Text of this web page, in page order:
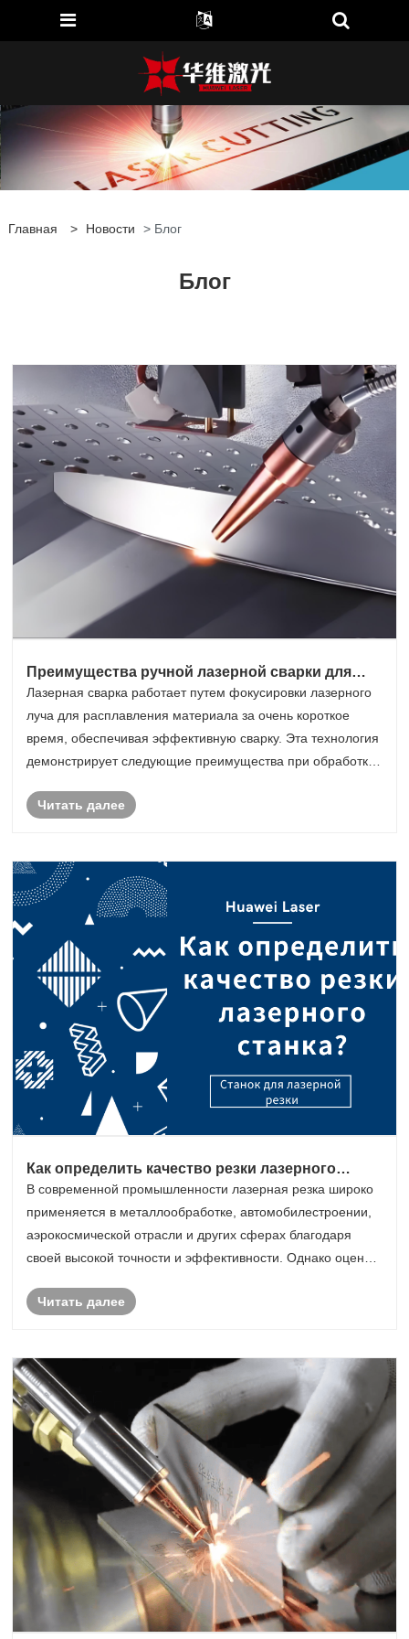
Главная > Новости > Блог
Блог
Преимущества ручной лазерной сварки для
обработки сверхтонких материалов
Лазерная сварка работает путем фокусировки лазерного
луча для расплавления материала за очень короткое
время, обеспечивая эффективную сварку. Эта технология
демонстрирует следующие преимущества при обработке
Читать далее
Как определить качество резки лазерного
станка?
В современной промышленности лазерная резка широко
применяется в металлообработке, автомобилестроении,
аэрокосмической отрасли и других сферах благодаря
своей высокой точности и эффективности. Однако оценка
вопросом для многих предприятий. Ниже приведе......
Читать далее